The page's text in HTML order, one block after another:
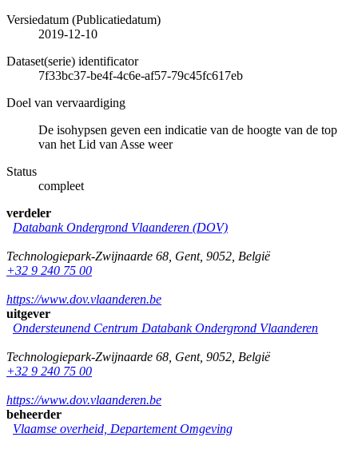
Versiedatum (Publicatiedatum)
2019-12-10
Dataset(serie) identificator
7f33bc37-be4f-4c6e-af57-79c45fc617eb
Doel van vervaardiging
De isohypsen geven een indicatie van de hoogte van de top
van het Lid van Asse weer
Status
compleet
verdeler
Databank Ondergrond Vlaanderen (DOV)
Technologiepark-Zwijnaarde 68 Gent, 9052 België
+32 9 240 75 00
https://www.dov.vlaanderen.be
uitgever
Ondersteunend Centrum Databank Ondergrond Vlaanderen
Technologiepark-Zwijnaarde 68 Gent, 9052 België
+32 9 240 75 00
https://www.dov.vlaanderen.be
beheerder
Vlaamse overheid, Departement Omgeving